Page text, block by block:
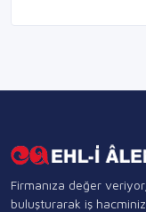
Firmanıza değer
buluşturarak iş